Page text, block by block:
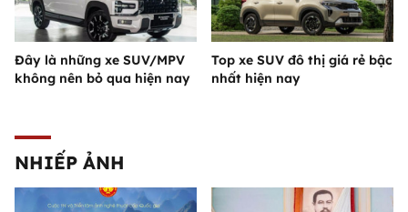
Đây là những xe SUV/MPV
không nên bỏ qua hiện nay
Top xe SUV đô thị giá rẻ bậc
nhất hiện nay
NHIẾP ẢNH